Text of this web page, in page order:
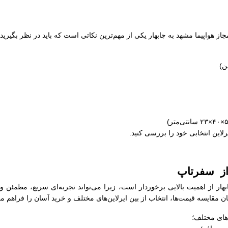
هواپیما مشهد به چابهار یکی از مهم‌ترین نکاتی است که باید در نظر
انتخابی خود را بررسی کنید.
از سفرتاپ
از اهمیت بالایی برخوردار است، زیرا می‌تواند تجربه‌ای سریع،
مقایسه قیمت‌ها، انتخاب از بین ایرلاین‌های مختلف و خرید آسان را فراهم
مختلف؛